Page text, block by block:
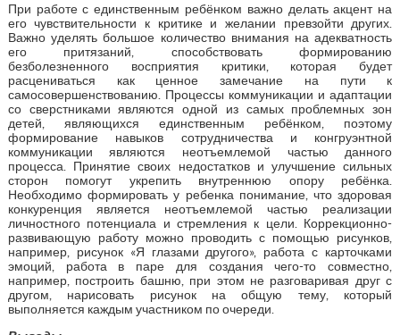
При работе с единственным ребёнком важно делать акцент на
его чувствительности к критике и желании превзойти других.
Важно уделять большое количество внимания на адекватность
его притязаний, способствовать формированию
безболезненного восприятия критики, которая будет
расцениваться как ценное замечание на пути к
самосовершенствованию. Процессы коммуникации и адаптации
со сверстниками являются одной из самых проблемных зон
детей, являющихся единственным ребёнком, поэтому
формирование навыков сотрудничества и конгруэнтной
коммуникации являются неотъемлемой частью данного
процесса. Принятие своих недостатков и улучшение сильных
сторон помогут укрепить внутреннюю опору ребёнка.
Необходимо формировать у ребенка понимание, что здоровая
конкуренция является неотъемлемой частью реализации
личностного потенциала и стремления к цели. Коррекционно-
развивающую работу можно проводить с помощью рисунков,
например, рисунок «Я глазами другого», работа с карточками
эмоций, работа в паре для создания чего-то совместно,
например, построить башню, при этом не разговаривая друг с
другом, нарисовать рисунок на общую тему, который
выполняется каждым участником по очереди.